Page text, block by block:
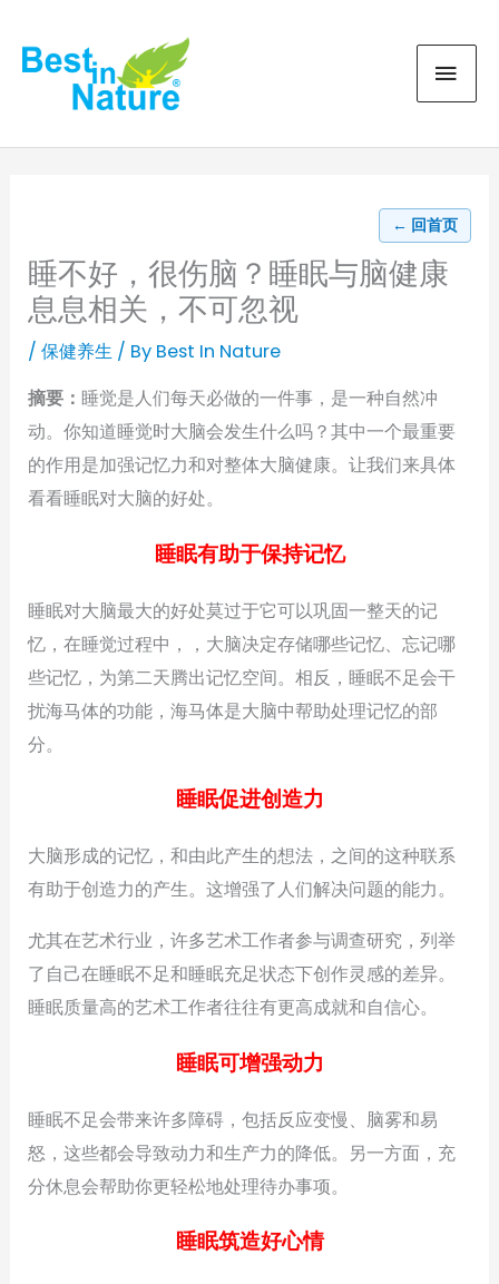
content
← 回首页
睡不好，很伤脑？睡眠与脑健康
息息相关，不可忽视
/保健养生 / By Best In Nature
摘要：睡觉是人们每天必做的一件事，是一种自然冲
动。你知道睡觉时大脑会发生什么吗？其中一个最重要
的作用是加强记忆力和对整体大脑健康。让我们来具体
看看睡眠对大脑的好处。
睡眠有助于保持记忆
睡眠对大脑最大的好处莫过于它可以巩固一整天的记
忆，在睡觉过程中，，大脑决定存储哪些记忆、忘记哪
些记忆，为第二天腾出记忆空间。相反，睡眠不足会干
扰海马体的功能，海马体是大脑中帮助处理记忆的部
分。
睡眠促进创造力
大脑形成的记忆，和由此产生的想法，之间的这种联系
有助于创造力的产生。这增强了人们解决问题的能力。
尤其在艺术行业，许多艺术工作者参与调查研究，列举
了自己在睡眠不足和睡眠充足状态下创作灵感的差异。
睡眠质量高的艺术工作者往往有更高成就和自信心。
睡眠可增强动力
睡眠不足会带来许多障碍，包括反应变慢、脑雾和易
怒，这些都会导致动力和生产力的降低。另一方面，充
分休息会帮助你更轻松地处理待办事项。
睡眠筑造好心情